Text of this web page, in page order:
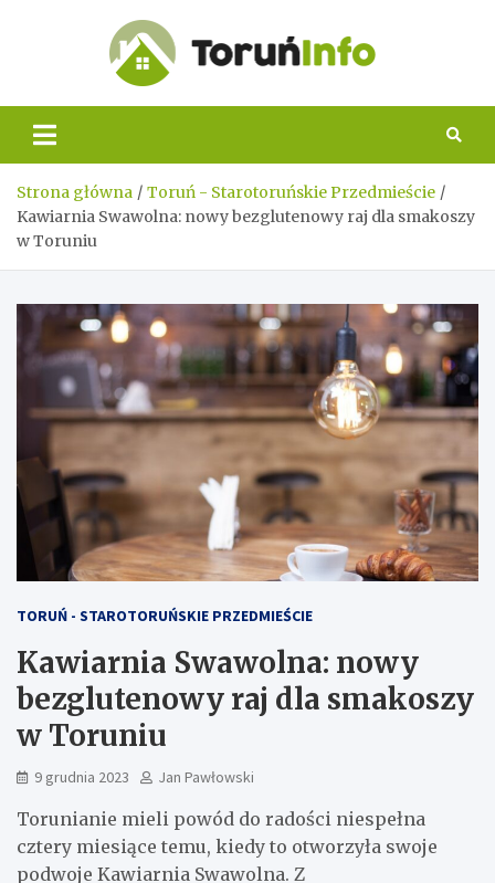
Info
Strona główna
Toruń - Starotoruńskie Przedmieście
Kawiarnia Swawolna: nowy bezglutenowy raj dla smakoszy
w Toruniu
TORUŃ - STAROTORUŃSKIE PRZEDMIEŚCIE
Kawiarnia Swawolna: nowy
bezglutenowy raj dla smakoszy
w Toruniu
9 grudnia 2023 Jan Pawłowski
Torunianie mieli powód do radości niespełna
cztery miesiące temu, kiedy to otworzyła swoje
podwoje Kawiarnia Swawolna. Z